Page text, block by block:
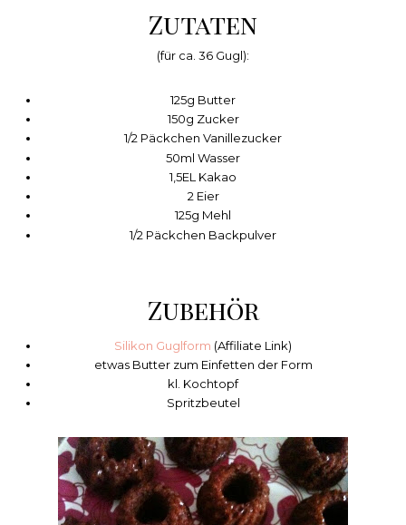
Zutaten
(für ca. 36 Gugl):
125g Butter
150g Zucker
1/2 Päckchen Vanillezucker
50ml Wasser
1,5EL Kakao
2 Eier
125g Mehl
1/2 Päckchen Backpulver
Zubehör
Silikon Guglform (Affiliate Link)
etwas Butter zum Einfetten der Form
kl. Kochtopf
Spritzbeutel